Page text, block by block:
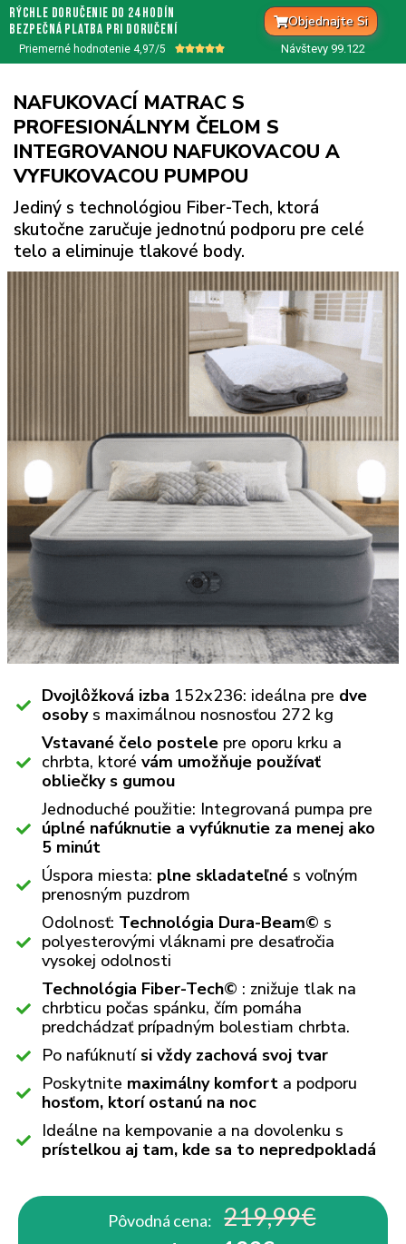
rýchle doručenie do 24 hodín
bezpečná platba pri doručení
Objednajte Si
Priemerné hodnotenie 4,97/5  Návštevy 99. 122
NAFUKOVACÍ MATRAC S
PROFESIONÁLNYM ČELOM S
INTEGROVANOU NAFUKOVACOU A
VYFUKOVACOU PUMPOU
Jediný s technológiou Fiber-Tech, ktorá
skutočne zaručuje jednotnú podporu pre celé
telo a eliminuje tlakové body.
Dvojlôžková izba 152x236: ideálna pre dve
osobys maximálnou nosnosťou 272 kg
Vstavané čelo postele pre oporu krku a
chrbta, ktoré vám umožňuje používať
obliečky s gumou
Jednoduché použitie: Integrovaná pumpa pre
úplné nafúknutie a vyfúknutie za menej ako
5 minút
Úspora miesta: plne skladateľné s voľným
prenosným puzdrom
Odolnosť: Technológia Dura-Beam© s
polyesterovými vláknami pre desaťročia
vysokej odolnosti
Technológia Fiber-Tech© : znižuje tlak na
chrbticu počas spánku, čím pomáha
predchádzať prípadným bolestiam chrbta.
Po nafúknutí si vždy zachová svoj tvar
Poskytnite maximálny komfort a podporu
hosťom, ktorí ostanú na noc
Ideálne na kempovanie a na dovolenku s
prístelkou aj tam, kde sa to nepredpokladá
Pôvodná cena: 219,99€